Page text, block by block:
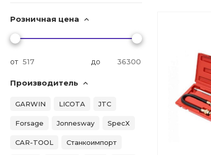
Розничная цена
от до
Производитель
GARWIN LICOTA JTC
Forsage Jonnesway SpecX
CAR-TOOL Станкоимпорт